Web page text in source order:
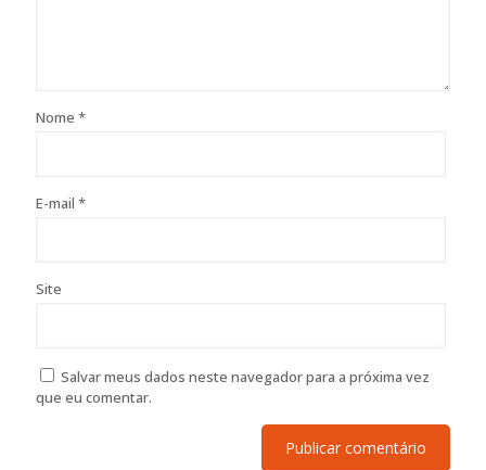
Nome *
E-mail *
Site
Salvar meus dados neste navegador para a próxima vez
que eu comentar.